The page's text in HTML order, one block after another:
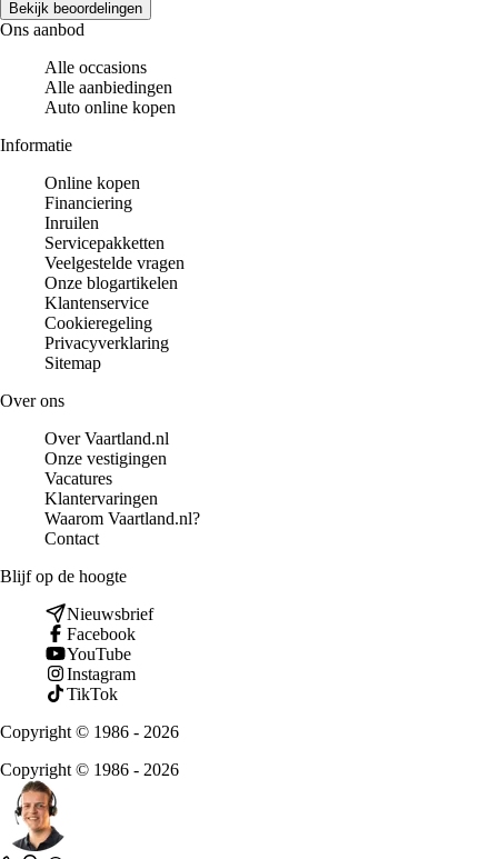
Bekijk beoordelingen
Ons aanbod
Alle occasions
Alle aanbiedingen
Auto online kopen
Informatie
Online kopen
Financiering
Inruilen
Servicepakketten
Veelgestelde vragen
Onze blogartikelen
Klantenservice
Cookieregeling
Privacyverklaring
Sitemap
Over ons
Over Vaartland.nl
Onze vestigingen
Vacatures
Klantervaringen
Waarom Vaartland.nl?
Contact
Blijf op de hoogte
Nieuwsbrief
Facebook
YouTube
Instagram
TikTok
Copyright © 1986 - 2026
Copyright © 1986 - 2026